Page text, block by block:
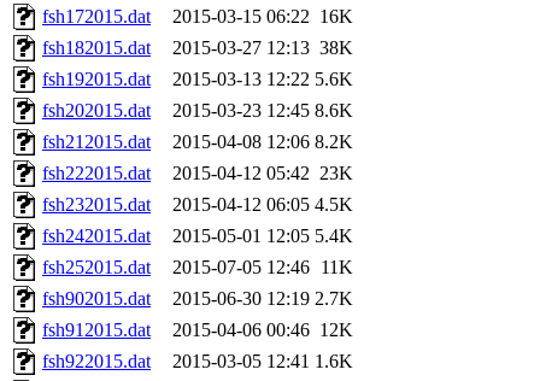
fsh172015.dat 2015-03-15 06:22 16K
fsh182015.dat
2015-03-27 12:13 38K
fsh192015.dat
2015-03-13 12:22 5.6K
fsh202015.dat
2015-03-23 12:45 8.6K
fsh212015.dat
2015-04-08 12:06 8.2K
fsh222015.dat
2015-04-12 05:42 23K
fsh232015.dat
2015-04-12 06:05 4.5K
fsh242015.dat
2015-05-01 12:05 5.4K
fsh252015.dat
2015-07-05 12:46 11K
fsh902015.dat
2015-06-30 12:19 2.7K
fsh912015.dat
2015-04-06 00:46 12K
fsh922015.dat
2015-03-05 12:41 1.6K